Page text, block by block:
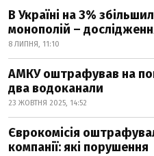
В Україні на 3%
монополій –
8 ЛИПНЯ, 11:10
АМКУ оштрафував на
два водоканали
23 ЖОВТНЯ 2025, 14:52
Єврокомісія
компанії: які порушення